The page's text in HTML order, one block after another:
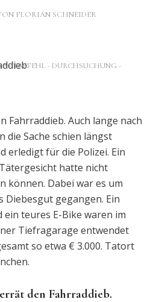
FLORIAN SCHNEIDER
- DURCHSUCHUNG -
Fahrraddieb. Auch lange nach
die Sache schien längst
erledigt für die Polizei. Ein
hatte nicht
können. Dabei war es um
Diebesgut gegangen. Ein
teures E-Bike waren im
Tiefragarage entwendet
so etwa € 3.000. Tatort
den Fahrraddieb.